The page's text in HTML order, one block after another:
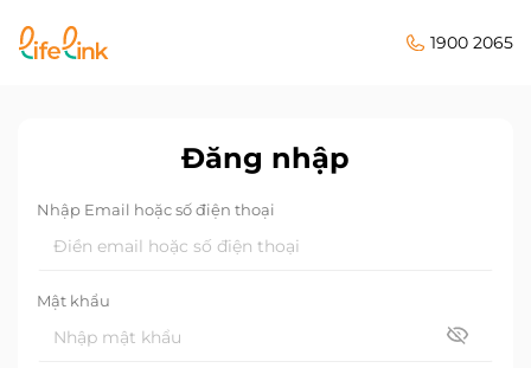
1900 2065
Đăng nhập
Nhập Email hoặc số điện thoại
Mật khẩu